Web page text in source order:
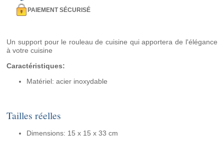
PAIEMENT SÉCURISÉ
Un support pour le rouleau de cuisine qui apportera de l'élégance
à votre cuisine
Caractéristiques:
Matériel: acier inoxydable
Tailles réelles
Dimensions: 15 x 15 x 33 cm